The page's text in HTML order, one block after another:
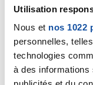
Utilisation
Nous et nos 1022
personnelles,
technologies
à des informations
Je viens de subir
Encourager
guérison a tous
Patricia parle
Bach ce sont des
A bientot battez